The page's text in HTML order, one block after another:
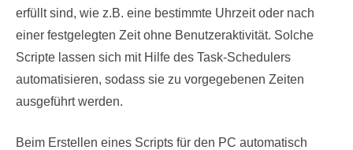
erfüllt sind, wie z.B. eine bestimmte Uhrzeit oder nach
einer festgelegten Zeit ohne Benutzeraktivität. Solche
Scripte lassen sich mit Hilfe des Task-Schedulers
automatisieren, sodass sie zu vorgegebenen Zeiten
ausgeführt werden.
Beim Erstellen eines Scripts für den PC automatisch